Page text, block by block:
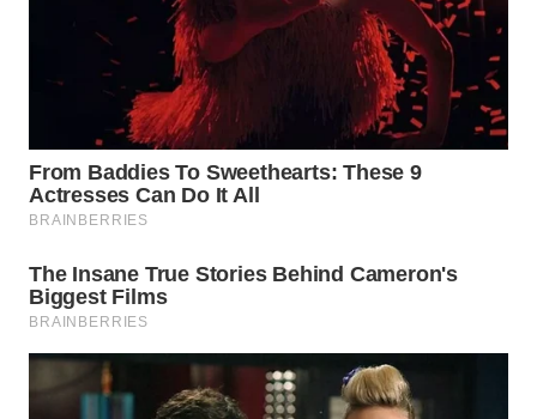
ADVOKAT
WAHANA
INFRASTRUKTUR
WAHANA
KONSUMEN
WAHANA
LISTRIK
WAHANA
TRAVEL